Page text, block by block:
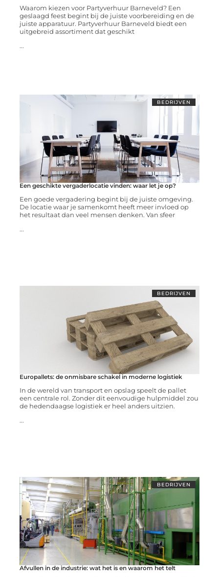
Waarom kiezen voor Partyverhuur Barneveld? Een
geslaagd feest begint bij de juiste voorbereiding en de
juiste apparatuur. Partyverhuur Barneveld biedt een
uitgebreid assortiment dat geschikt
...
BEDRIJVEN
Een geschikte vergaderlocatie vinden: waar let je op?
Een goede vergadering begint bij de juiste omgeving.
De locatie waar je samenkomt heeft meer invloed op
het resultaat dan veel mensen denken. Van sfeer
...
BEDRIJVEN
Europallets: de onmisbare schakel in moderne logistiek
In de wereld van transport en opslag speelt de pallet
een centrale rol. Zonder dit eenvoudige hulpmiddel zou
de hedendaagse logistiek er heel anders uitzien.
...
BEDRIJVEN
Afvullen in de industrie: wat het is en waarom het telt